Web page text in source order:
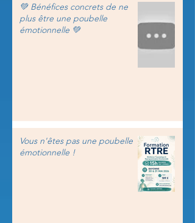
💚 Bénéfices concrets de ne
plus être une poubelle
émotionnelle 💚
Vous n'êtes pas une poubelle
émotionnelle !